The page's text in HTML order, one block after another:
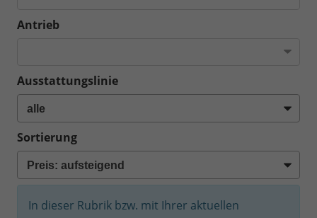
Antrieb
Ausstattungslinie
Sortierung
In dieser Rubrik bzw. mit Ihrer aktuellen